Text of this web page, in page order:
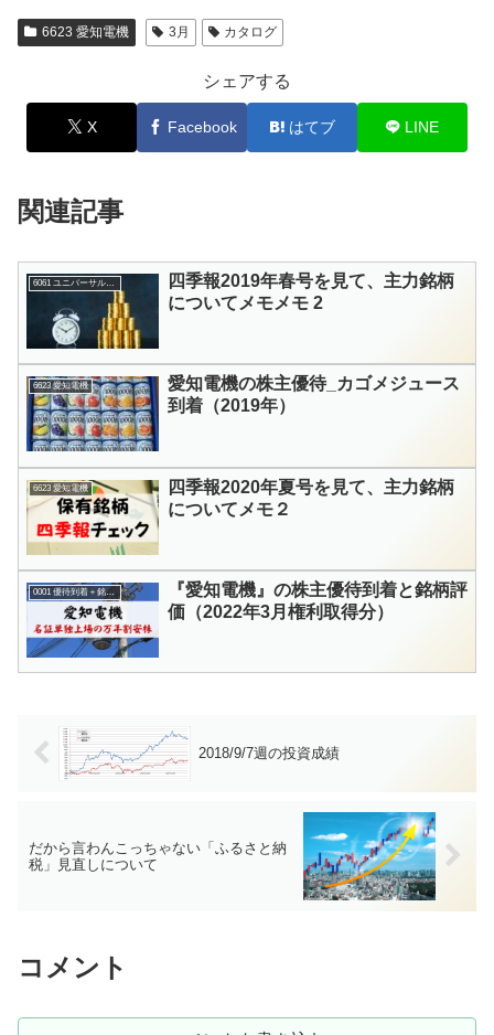
6623 愛知電機 3月 カタログ
シェアする
X Facebook はてブ LINE
関連記事
6061 ユニバーサル園芸社
四季報2019年春号を見て、主力銘柄
についてメモメモ 2
6623 愛知電機
愛知電機の株主優待_カゴメジュース
到着（2019年）
6623 愛知電機
四季報2020年夏号を見て、主力銘柄
についてメモ２
0001 優待到着＋銘柄評価
『愛知電機』の株主優待到着と銘柄評
価（2022年3月権利取得分）
2018/9/7週の投資成績
だから言わんこっちゃない「ふるさと納
税」見直しについて
コメント